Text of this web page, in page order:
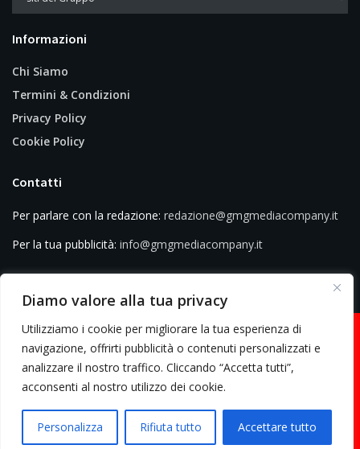
Diamo valore alla tua privacy
Utilizziamo i cookie per migliorare la tua esperienza di
navigazione, offrirti pubblicità o contenuti personalizzati e
analizzare il nostro traffico. Cliccando “Accetta tutti”,
acconsenti al nostro utilizzo dei cookie.
Personalizza Rifiuta tutto Accettare tutto
Informazioni
Chi Siamo
Termini & Condizioni
Privacy Policy
Cookie Policy
Contatti
Per parlare con la redazione: redazione@gmgmediacompany.it
Per la tua pubblicità: info@gmgmediacompany.it
© 2026 GMG Media Company Di Mossutti Gianluca | Sede legale: Corso
03234710642 | C.F: MSSGLC89D15L483O | REA: AV - 313130 | Domicilio
digitale: gmgmediacompany@pec.it